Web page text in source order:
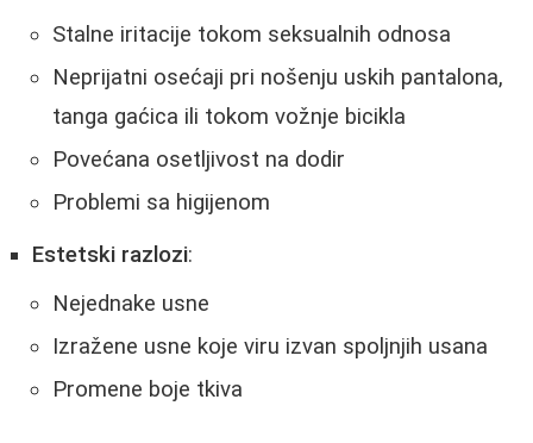
Stalne iritacije tokom seksualnih odnosa
Neprijatni osećaji pri nošenju uskih pantalona,
tanga gaćica ili tokom vožnje bicikla
Povećana osetljivost na dodir
Problemi sa higijenom
Estetski razlozi:
Nejednake usne
Izražene usne koje viru izvan spoljnjih usana
Promene boje tkiva